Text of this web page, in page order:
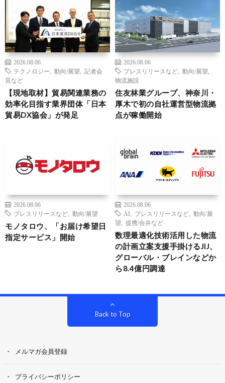
2026.08.06
テクノロジー
動向/展望
記者会
見など
【現地取材】貿易関連業務の
効率化目指す業界団体「日本
貿易DX協会」が発足
2026.08.06
プレスリリースなど
動向/展望
物流施設
住友林業グループ、神奈川・
厚木で初の自社運営型物流拠
点が稼働開始
2026.08.06
プレスリリースなど
動向/展望
モノタロウ、「お届け希望日
指定サービス」開始
2026.08.06
AI
プレスリリースなど
動向/展
望
提携/合弁など
数理最適化技術活用した物流
の計画立案支援手掛けるJIJ、
グローバル・ブレインなどか
ら8.4億円調達
Back to Top
メルマガ会員登録
プライバシーポリシー